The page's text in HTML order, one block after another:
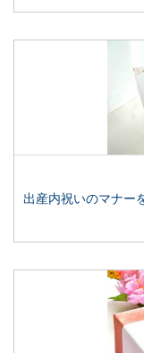
出産内祝いのマナー